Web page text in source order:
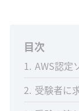
目次
1 AWS認定
2 受験者に